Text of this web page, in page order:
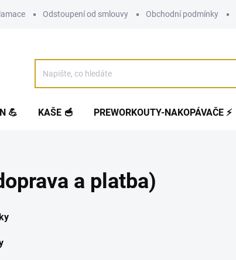
Odstoupení od smlouvy Obchodní podmínky
💪 KAŠE 🥣 PREWORKOUTY-NAKOPÁVAČE ⚡
a platba)